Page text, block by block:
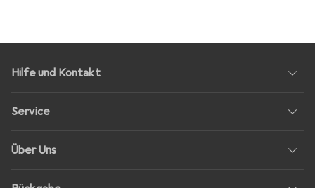
Hilfe und Kontakt
Service
Über Uns